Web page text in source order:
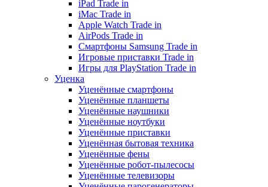
iPad Trade in
iMac Trade in
Apple Watch Trade in
AirPods Trade in
Смартфоны Samsung Trade in
Игровые приставки Trade in
Игры для PlayStation Trade in
Уценка
Уценённые смартфоны
Уценённые планшеты
Уценённые наушники
Уценённые ноутбуки
Уценённые приставки
Уценённая бытовая техника
Уценённые фены
Уценённые робот-пылесосы
Уценённые телевизоры